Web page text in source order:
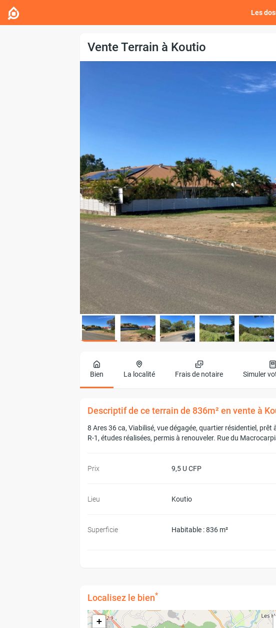
Les
Vente Terrain à Koutio
Bien La localité Frais de notaire Simuler
Descriptif de ce terrain de 836m² en vente à
8 Ares 36 ca, Viabilisé, vue dégagée, quartier résidentiel,
R-1, études réalisées, permis à renouveler. Rue du
Prix 9,5 U CFP
Lieu Koutio
Superficie Habitable : 836 m²
Localisez le bien*
+